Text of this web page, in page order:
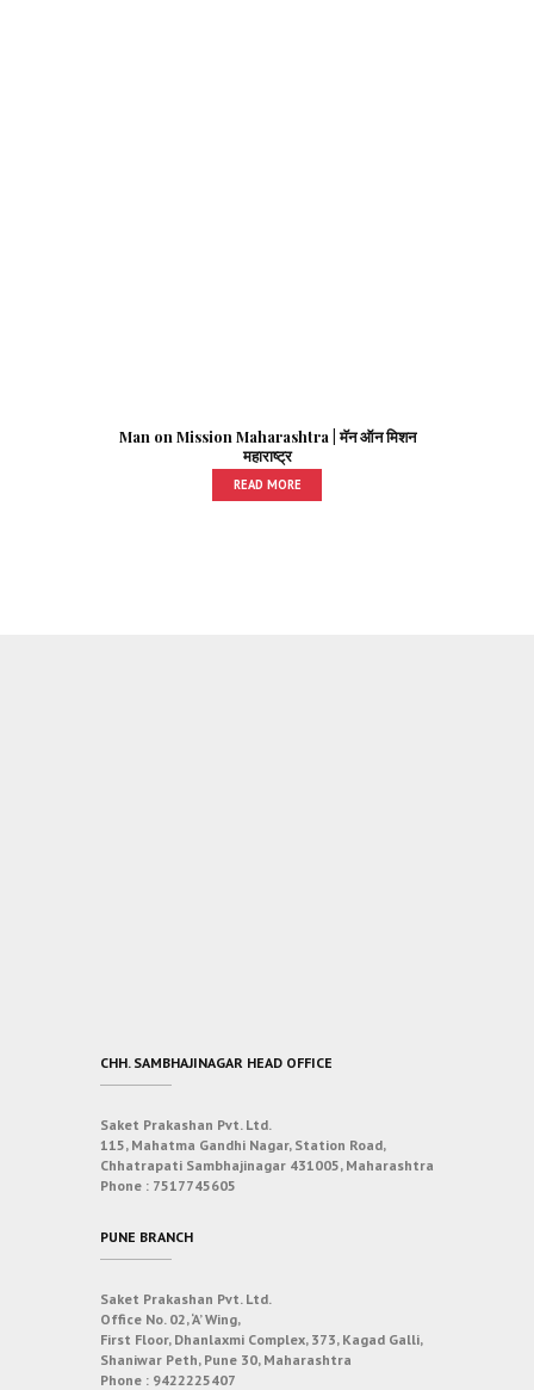
Man on Mission Maharashtra | मॅन ऑन मिशन
महाराष्ट्र
READ MORE
CHH. SAMBHAJINAGAR HEAD OFFICE
Saket Prakashan Pvt. Ltd.
115, Mahatma Gandhi Nagar, Station Road,
Chhatrapati Sambhajinagar 431005, Maharashtra
Phone : 7517745605
PUNE BRANCH
Saket Prakashan Pvt. Ltd.
Office No. 02, ‘A’ Wing,
First Floor, Dhanlaxmi Complex, 373, Kagad Galli,
Shaniwar Peth, Pune 30, Maharashtra
Phone : 9422225407